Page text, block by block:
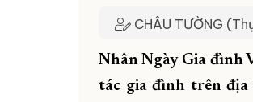
CHÂU TƯỜNG
Nhân Ngày Gia đình
tác gia đình trên địa